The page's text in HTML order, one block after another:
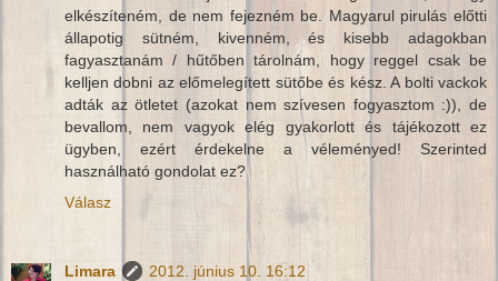
elkészíteném, de nem fejezném be. Magyarul pirulás előtti
állapotig sütném, kivenném, és kisebb adagokban
fagyasztanám / hűtőben tárolnám, hogy reggel csak be
kelljen dobni az előmelegített sütőbe és kész. A bolti vackok
adták az ötletet (azokat nem szívesen fogyasztom :)), de
bevallom, nem vagyok elég gyakorlott és tájékozott ez
ügyben, ezért érdekelne a véleményed! Szerinted
használható gondolat ez?
Válasz
Limara
2012. június 10. 16:12